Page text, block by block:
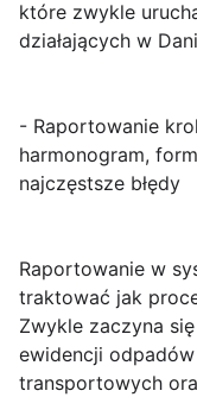
które zwykle
działających w
- Raportowanie
harmonogram,
najczęstsze błędy
Raportowanie w
traktować jak
Zwykle zaczyna
ewidencji
transportowych